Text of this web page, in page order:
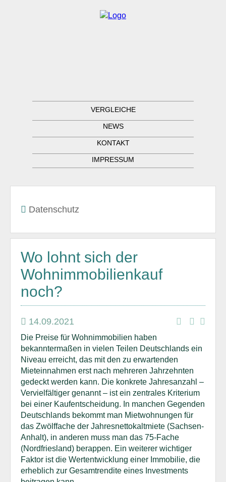
VERGLEICHE
NEWS
KONTAKT
IMPRESSUM
Datenschutz
Wo lohnt sich der
Wohnimmobilienkauf
noch?
14.09.2021
Die Preise für Wohnimmobilien haben
bekanntermaßen in vielen Teilen Deutschlands ein
Niveau erreicht, das mit den zu erwartenden
Mieteinnahmen erst nach mehreren Jahrzehnten
gedeckt werden kann. Die konkrete Jahresanzahl –
Vervielfältiger genannt – ist ein zentrales Kriterium
bei einer Kaufentscheidung. In manchen Gegenden
Deutschlands bekommt man Mietwohnungen für
das Zwölffache der Jahresnettokaltmiete (Sachsen-
Anhalt), in anderen muss man das 75-Fache
(Nordfriesland) berappen. Ein weiterer wichtiger
Faktor ist die Wertentwicklung einer Immobilie, die
erheblich zur Gesamtrendite eines Investments